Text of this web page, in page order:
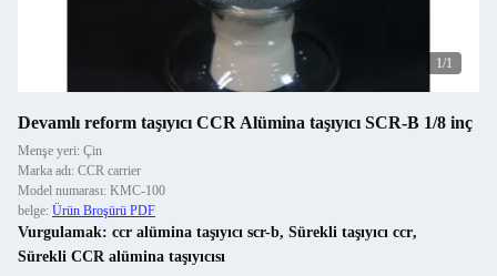
1/1
Devamlı reform taşıyıcı CCR Alümina taşıyıcı SCR-B 1/8 inç
Menşe yeri: Çin
Marka adı: CCR carrier
Model numarası: KMC-100
belge: Ürün Broşürü PDF
Vurgulamak: ccr alümina taşıyıcı scr-b, Sürekli taşıyıcı ccr,
Sürekli CCR alümina taşıyıcısı